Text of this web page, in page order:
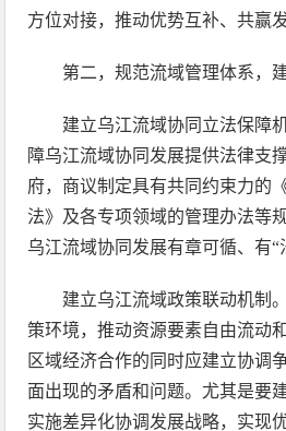
方位对接，推动优势互补、共赢
第二，规范流域管理体系，
建立乌江流域协同立法保障
障乌江流域协同发展提供法律支
府，商议制定具有共同约束力的
法》及各专项领域的管理办法等
乌江流域协同发展有章可循、有“
建立乌江流域政策联动机制
策环境，推动资源要素自由流动
区域经济合作的同时应建立协调
面出现的矛盾和问题。尤其是要
实施差异化协调发展战略，实现